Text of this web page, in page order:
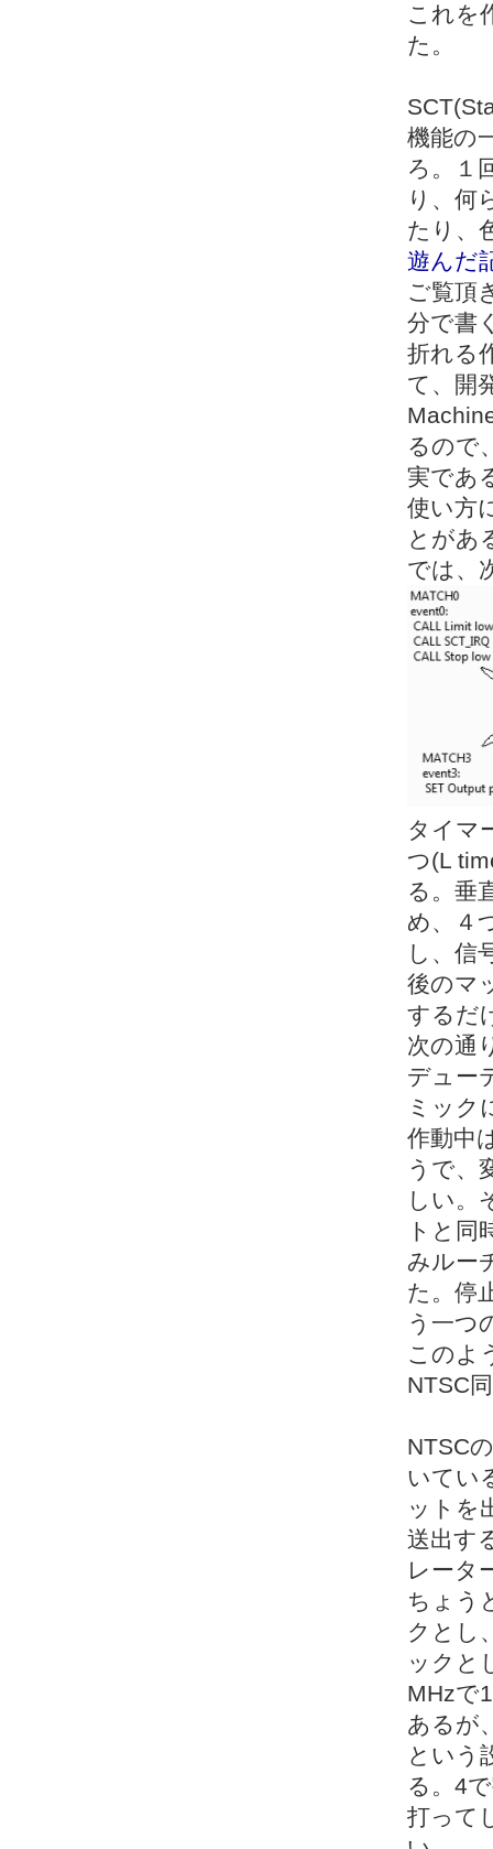
これを
た。
機能の
ろ。１
り、何
たり、
遊んだ
ご覧頂
分で書
折れる
て、開
るので
実であ
使い方
とがあ
では、
タイマ
つ(L
る。垂
め、４
し、信
後のマ
するだ
次の通
デュー
ミック
作動中
うで、
しい。
トと同
みルー
た。停
う一つ
このよ
NTSC
NTSC
いてい
ットを
送出す
レータ
ちょう
クとし
ックと
MHzで
あるが
という
る。4
打って